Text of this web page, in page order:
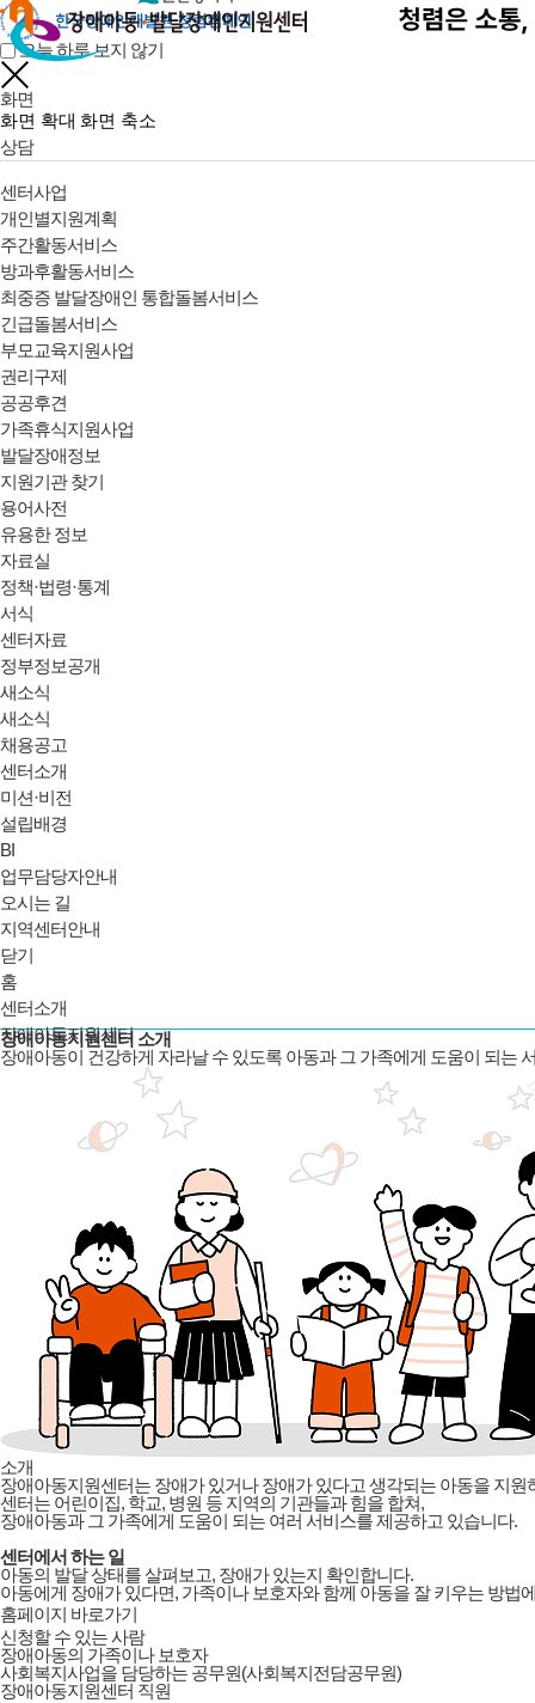
오늘 하루 보지 않기
화면
화면 확대 화면 축소
상담
센터사업
개인별지원계획
주간활동서비스
방과후활동서비스
최중증 발달장애인 통합돌봄서비스
긴급돌봄서비스
부모교육지원사업
권리구제
공공후견
가족휴식지원사업
발달장애정보
지원기관 찾기
용어사전
유용한 정보
자료실
정책·법령·통계
서식
센터자료
정부정보공개
새소식
새소식
채용공고
센터소개
미션·비전
설립배경
BI
업무담당자안내
오시는 길
지역센터안내
닫기
홈
센터소개
장애아동지원센터
장애아동지원센터 소개
장애아동이 건강하게 자라날 수 있도록 아동과 그 가족에게 도움이 되는
소개
장애아동지원센터는 장애가 있거나 장애가 있다고 생각되는 아동을 지원
센터는 어린이집, 학교, 병원 등 지역의 기관들과 힘을 합쳐,
장애아동과 그 가족에게 도움이 되는 여러 서비스를 제공하고 있습니다.
센터에서 하는 일
아동의 발달 상태를 살펴보고, 장애가 있는지 확인합니다.
아동에게 장애가 있다면, 가족이나 보호자와 함께 아동을 잘 키우는 방법
홈페이지 바로가기
신청할 수 있는 사람
장애아동의 가족이나 보호자
사회복지사업을 담당하는 공무원(사회복지전담공무원)
장애아동지원센터 직원